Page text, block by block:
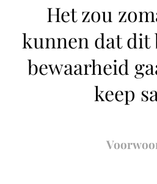
Het zou
kunnen dat
bewaarheid
keep